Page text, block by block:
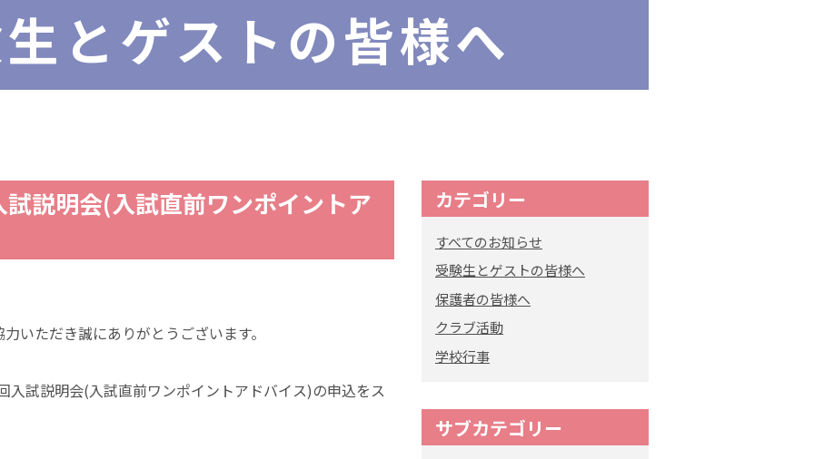
文化クラブ
大阪体育大学
内部進学について
とゲストの皆様へ
説明会(入試直前ワンポイントア
いただき誠にありがとうございます。
試説明会(入試直前ワンポイントアドバイス)の申込をス
カテゴリー
すべてのお知らせ
受験生とゲストの皆様へ
保護者の皆様へ
クラブ活動
学校行事
サブカテゴリー